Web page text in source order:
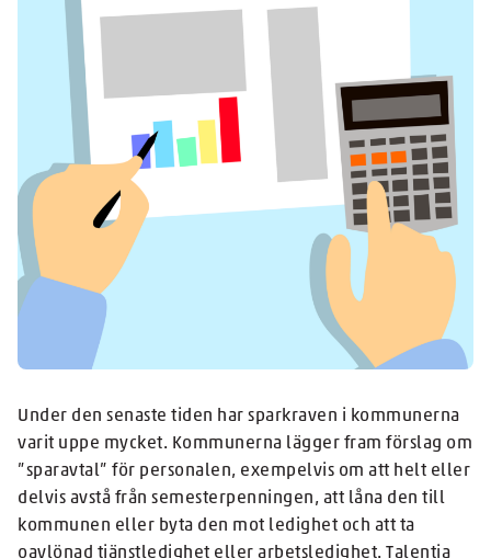
Under den senaste tiden har sparkraven i kommunerna
varit uppe mycket. Kommunerna lägger fram förslag om
”sparavtal” för personalen, exempelvis om att helt eller
delvis avstå från semesterpenningen, att låna den till
kommunen eller byta den mot ledighet och att ta
oavlönad tjänstledighet eller arbetsledighet. Talentia